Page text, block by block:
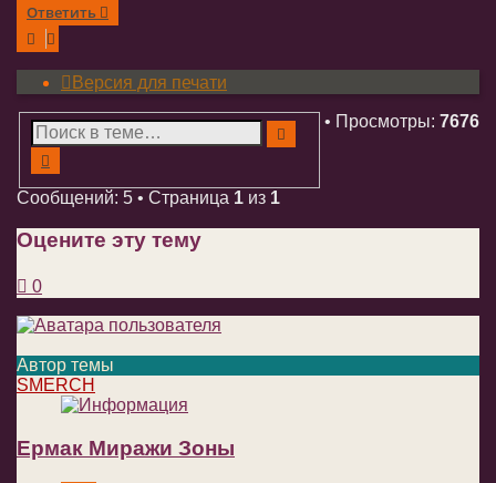
Ответить
Версия для печати
• Просмотры: 7676
Сообщений: 5 • Страница 1 из 1
Оцените эту тему
0
Автор темы
SMERCH
Ермак Миражи Зоны